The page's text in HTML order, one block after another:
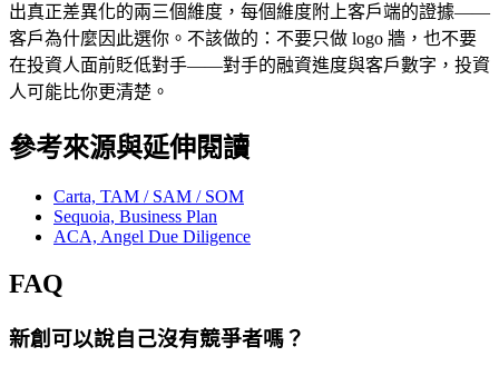
出真正差異化的兩三個維度，每個維度附上客戶端的證據——
客戶為什麼因此選你。不該做的：不要只做 logo 牆，也不要
在投資人面前貶低對手——對手的融資進度與客戶數字，投資
人可能比你更清楚。
參考來源與延伸閱讀
Carta, TAM / SAM / SOM
Sequoia, Business Plan
ACA, Angel Due Diligence
FAQ
新創可以說自己沒有競爭者嗎？